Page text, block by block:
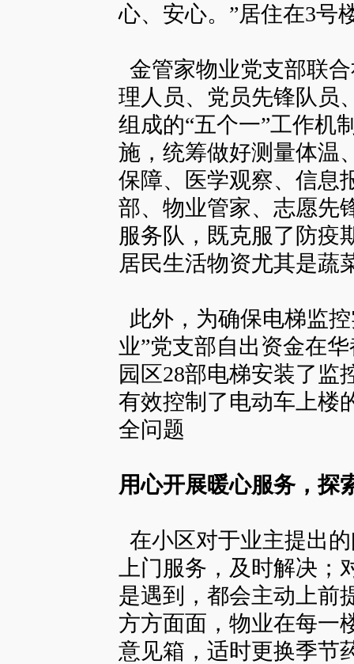
心、安心。”居住在3号
金管家物业党支部联
理人员、党员先锋队员
组成的“五个一”工作机
施，统筹做好测量体温
保障、医学观察、信息
部、物业管家、志愿先
服务队，既克服了防疫
居民生活物资尤其是蔬
此外，为确保电梯监
业”党支部自出资金在
园区28部电梯安装了监
有效控制了电动车上楼
全问题
用心开展暖心服务，探
在小区对于业主提出
上门服务，及时解决
是遇到，都会主动上前
方方面面，物业在每一
意见箱，适时更换季节